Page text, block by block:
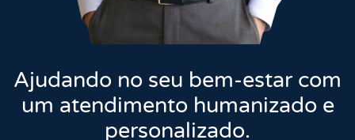
Ajudando no seu bem-estar com
um atendimento humanizado e
personalizado.